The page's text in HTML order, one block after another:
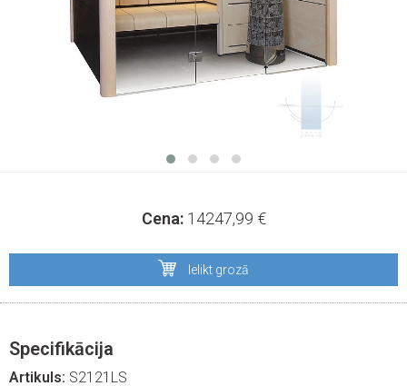
Cena: 14247,99 €
Ielikt grozā
Specifikācija
Artikuls: S2121LS